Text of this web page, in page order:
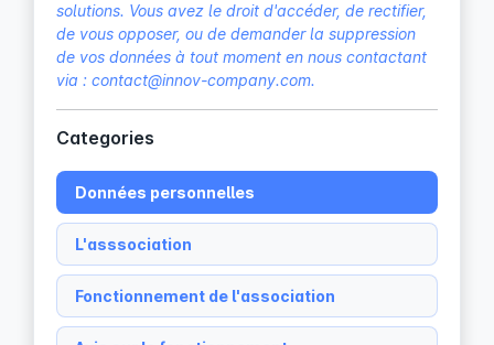
solutions. Vous avez le droit d'accéder, de rectifier,
de vous opposer, ou de demander la suppression
de vos données à tout moment en nous contactant
via : contact@innov-company.com.
Categories
Données personnelles
L'asssociation
Fonctionnement de l'association